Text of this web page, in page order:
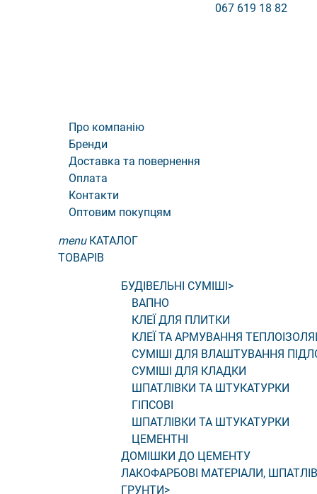
067 619 18 82
Про компанію
Бренди
Доставка та повернення
Оплата
Контакти
Оптовим покупцям
menu КАТАЛОГ
ТОВАРІВ
БУДІВЕЛЬНІ СУМІШІ>
ВАПНО
КЛЕЇ ДЛЯ ПЛИТКИ
КЛЕЇ ТА АРМУВАННЯ
СУМІШІ ДЛЯ ВЛАШТУВАННЯ
СУМІШІ ДЛЯ КЛАДКИ
ШПАТЛІВКИ ТА ШТУКАТУРКИ
ГІПСОВІ
ШПАТЛІВКИ ТА ШТУКАТУРКИ
ЦЕМЕНТНІ
ДОМІШКИ ДО ЦЕМЕНТУ
ЛАКОФАРБОВІ МАТЕРІАЛИ,
ГРУНТИ>